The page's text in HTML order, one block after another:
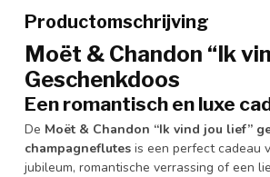
Productomschrijving
Moët & Chandon “Ik
Geschenkdoos
Een romantisch en luxe
De Moët & Chandon “Ik vind jou lief”
champagneflutes is een perfect cadeau
jubileum, romantische verrassing of een